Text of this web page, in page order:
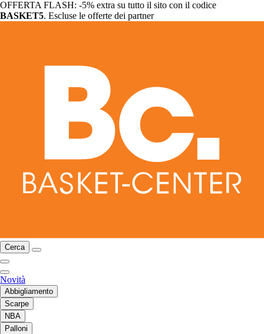
OFFERTA FLASH: -5% extra su tutto il sito con il codice
BASKET5. Escluse le offerte dei partner
Cerca
Novità
Abbigliamento
Scarpe
NBA
Palloni